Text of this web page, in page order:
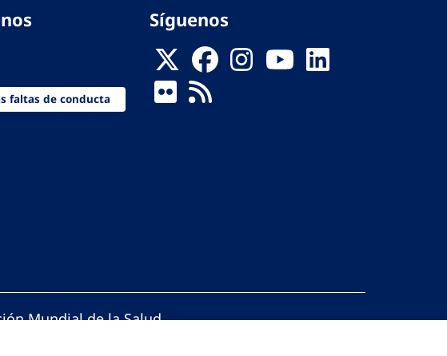
faltas de conducta
Síguenos
Mundial de la Salud